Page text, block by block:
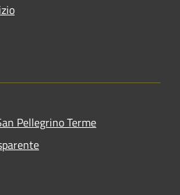
Pellegrino Terme